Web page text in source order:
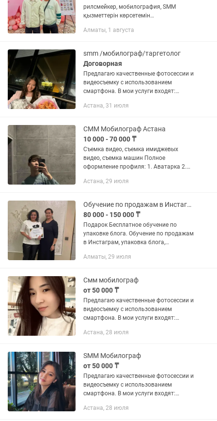
рилсмейкер, мобилография, SMM
қызметтерін көрсетемін
жасаушымын. Контраст Біржан Әшім
8 оқығанмын Айфон...
Алматы, 1 августа
smm /мобилограф/таргетолог
Договорная
Предлагаю качественные фотосессии и
видеосъемку с использованием
смартфона. В мои услуги входят:
-Составление контент-плана -Съемки...
Астана, 31 июля
СММ Мобилограф Астана
10 000 - 70 000 ₸
Съемка видео, съемка имиджевых
видео, съемка машин Полное
оформление профиля: 1. Аватарка 2.
видео рилс, каждый рилс по 6к) 4.
Астана, 29 июля
Обучение по продажам в Инстаграм
80 000 - 150 000 ₸
Подарок Бесплатное обучение по
упаковке блога. Обучение по продажам
в Инстаграм, упаковка блога,
Это просто курсы, это наставничество.
Алматы, 29 июля
Смм мобилограф
от 50 000 ₸
Предлагаю качественные фотосессии и
видеосъемку с использованием
смартфона. В мои услуги входят:
-Составление контент-плана -Съемки...
Астана, 28 июля
SMM Мобилограф
от 50 000 ₸
Предлагаю качественные фотосессии и
видеосъемку с использованием
смартфона. В мои услуги входят:
-Составление контент-плана -Съемки...
Астана, 28 июля